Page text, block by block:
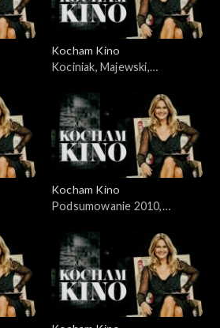
Kocham Kino
Kociniak, Majewski,
Kocham Kino
Podsumowanie 2010,